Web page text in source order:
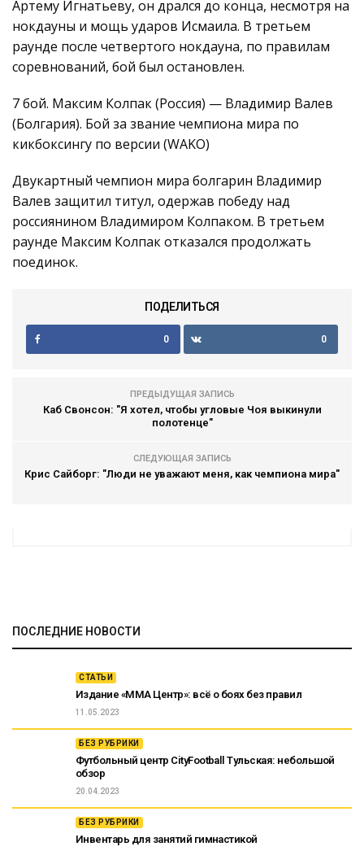
Артему Игнатьеву, он дрался до конца, несмотря на
нокдауны и мощь ударов Исмаила. В третьем
раунде после четвертого нокдауна, по правилам
соревнований, бой был остановлен.
7 бой. Максим Колпак (Россия) — Владимир Валев
(Болгария). Бой за звание чемпиона мира по
кикбоксингу по версии (WAKO)
Двукартный чемпион мира болгарин Владимир
Валев защитил титул, одержав победу над
россиянином Владимиром Колпаком. В третьем
раунде Максим Колпак отказался продолжать
поединок.
ПОДЕЛИТЬСЯ
0 0
ПРЕДЫДУЩАЯ ЗАПИСЬ
Каб Свонсон: "Я хотел, чтобы угловые Чоя выкинули
полотенце"
СЛЕДУЮЩАЯ ЗАПИСЬ
Крис Сайборг: "Люди не уважают меня, как чемпиона мира"
ПОСЛЕДНИЕ НОВОСТИ
СТАТЬИ
Издание «ММА Центр»: всё о боях без правил
11.05.2023
БЕЗ РУБРИКИ
Футбольный центр CityFootball Тульская: небольшой
обзор
20.04.2023
БЕЗ РУБРИКИ
Инвентарь для занятий гимнастикой